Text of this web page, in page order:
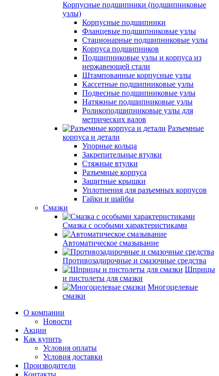
Корпусные подшипники (подшипниковые
узлы)
Корпусные подшипники
Фланцевые подшипниковые узлы
Стационарные подшипниковые узлы
Корпуса подшипников
Подшипниковые узлы и корпуса из
нержавеющей стали
Штампованные корпусные узлы
Кассетные подшипниковые узлы
Подвесные подшипниковые узлы
Натяжные подшипниковые узлы
Роликоподшипниковые узлы для
метрических валов
Разъемные
корпуса и детали
Упорные кольца
Закрепительные втулки
Стяжные втулки
Разъемные корпуса
Защитные крышки
Уплотнения для разъемных корпусов
Гайки и шайбы
Смазки
Смазка с особыми характеристиками
Автоматическое смазывание
Противозадирочные и смазочные средства
Шприцы
и пистолеты для смазки
Многоцелевые
смазки
О компании
Новости
Акции
Как купить
Условия оплаты
Условия доставки
Производители
Контакты